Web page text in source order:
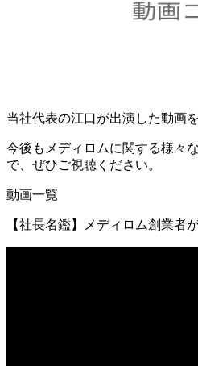
当社代表の江口が出演した動画
今後もメディロムに関する様々
で、ぜひご視聴ください。
動画一覧
【社長名鑑】メディロム創業者